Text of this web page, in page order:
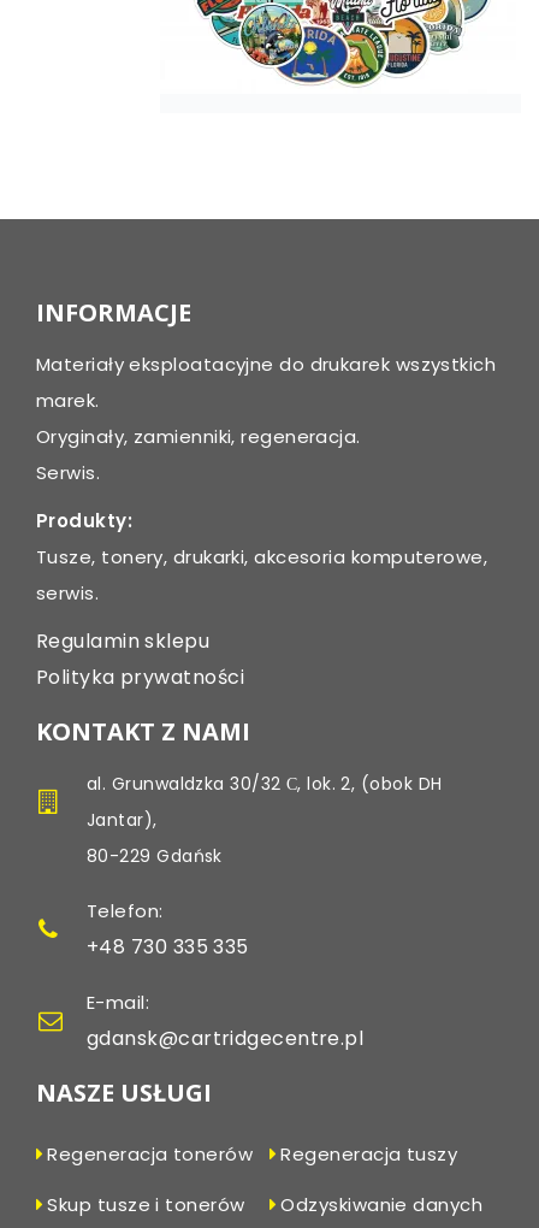
navigation
INFORMACJE
Materiały eksploatacyjne do drukarek wszystkich
marek.
Oryginały, zamienniki, regeneracja.
Serwis.
Produkty:
Tusze, tonery, drukarki, akcesoria komputerowe,
serwis.
Regulamin sklepu
Polityka prywatności
KONTAKT Z NAMI
al. Grunwaldzka 30/32 С, lok. 2, (obok DH
Jantar),
80-229 Gdańsk
Telefon:
+48 730 335 335
E-mail:
gdansk@cartridgecentre.pl
NASZE USŁUGI
Regeneracja tonerów
Regeneracja tuszy
Skup tusze i tonerów
Odzyskiwanie danych